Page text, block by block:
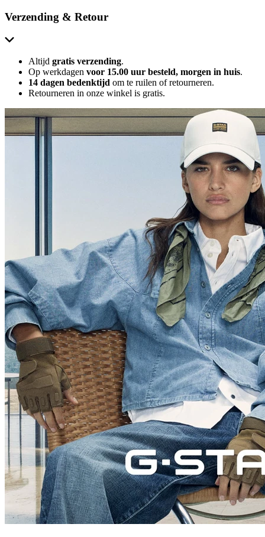
Verzending & Retour
Altijd gratis verzending.
Op werkdagen voor 15.00 uur besteld, morgen in huis.
14 dagen bedenktijd om te ruilen of retourneren.
Retourneren in onze winkel is gratis.